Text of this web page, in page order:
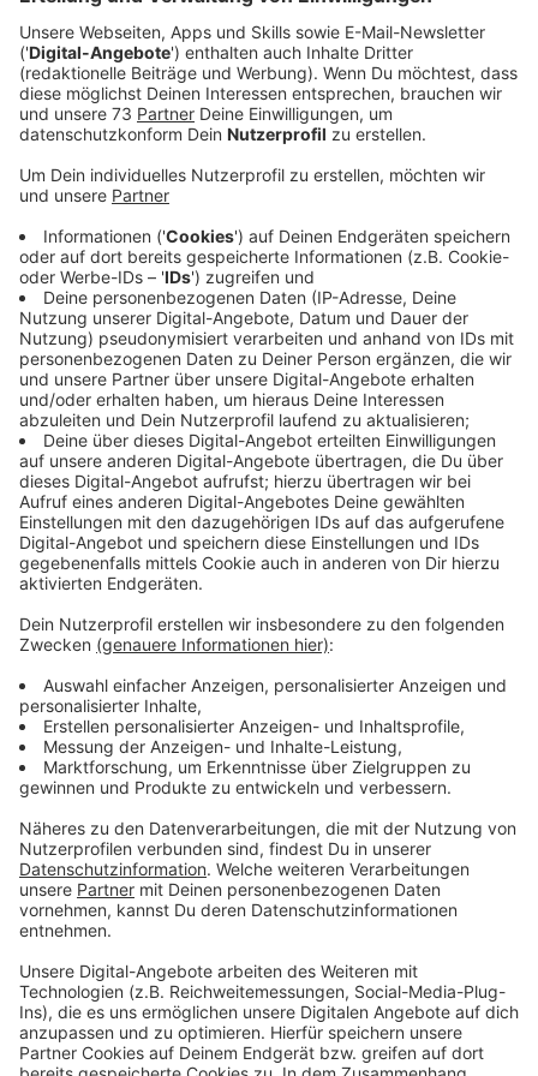
In seiner neuen Rolle wird der Rapper, Sänger und
Songwriter ab der League World Championship 2022
dafür verantwortlich sein, musikalische Momente,
einen League-Champion-Skin und eine Live-Worlds-
Performance für die über 180 Millionen monatlichen
"Ich hatte das Gefühl, dass es für mich an der Zeit war,
etwas Neues auszuprobieren. Ich habe der Popkultur
auf so viele Arten meinen Stempel aufgedrückt, und
jetzt ist es an der Zeit, die Welt der Spiele in Angriff
zu nehmen. Ich werde der größte Präsident von
League of Legends aller Zeiten sein. Außerdem werde
ich die beste Worlds-Hymne aller Zeiten machen und
die größte, coolste und sexieste Worlds in der
Geschichte aller Worlds veranstalten", sagte Lil Nas X.
Selbstbewusstsein hat er in jedem Fall-
Anzeige
Wir benötigen Ihre
Zustimmung, um den YouTube
Video-Service zu laden!
Wir verwenden einen Service eines
einzubetten. Dieser Service kann
Daten zu Ihren Aktivitäten
sammeln. Bitte lesen Sie die
Details durch und stimmen Sie der
Video anzusehen.
Mehr Informationen
Lil Nas X - STAR WALKIN' (League of Legends Worlds